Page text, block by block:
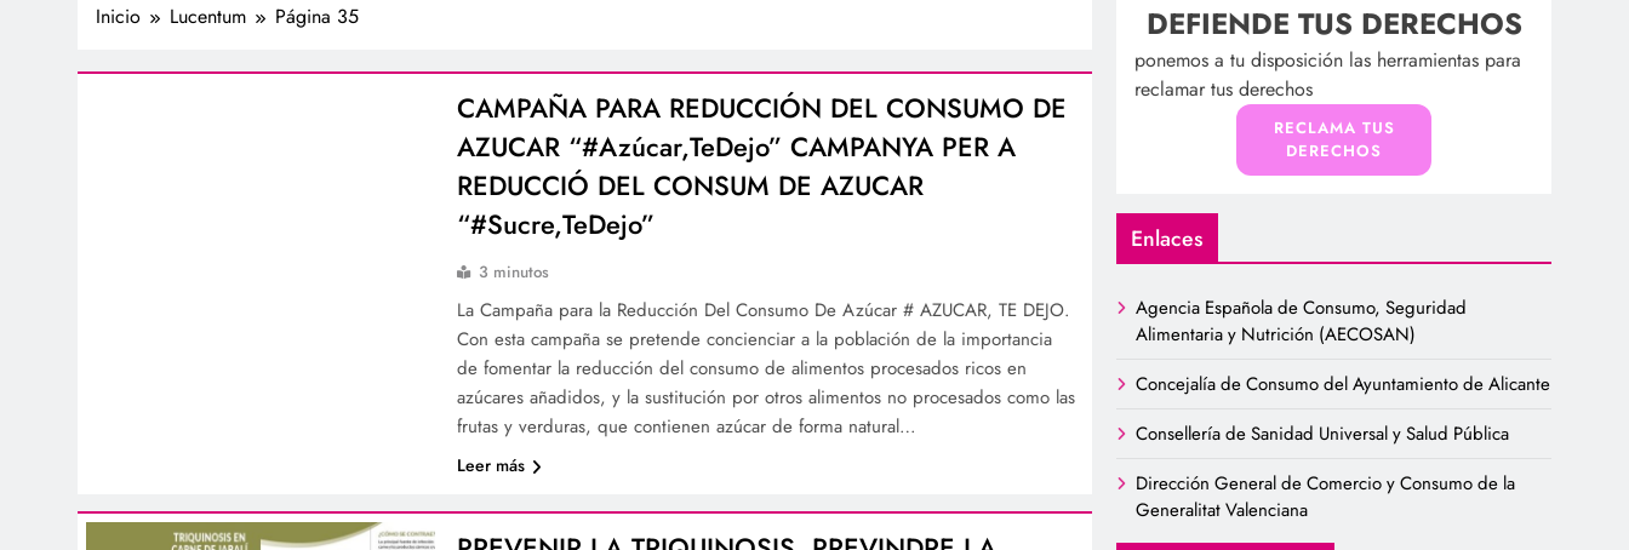
Inicio Lucentum Página 35
CAMPAÑA PARA REDUCCIÓN DEL CONSUMO DE
AZUCAR “#Azúcar,TeDejo” CAMPANYA PER A
REDUCCIÓ DEL CONSUM DE AZUCAR
“#Sucre,TeDejo”
3 minutos
La Campaña para la Reducción Del Consumo De Azúcar # AZUCAR, TE DEJO.
Con esta campaña se pretende concienciar a la población de la importancia
de fomentar la reducción del consumo de alimentos procesados ricos en
azúcares añadidos, y la sustitución por otros alimentos no procesados como las
frutas y verduras, que contienen azúcar de forma natural…
Leer más
DEFIENDE TUS DERECHOS
ponemos a tu disposición las herramientas para
reclamar tus derechos
RECLAMA TUS
DERECHOS
Enlaces
Agencia Española de Consumo, Seguridad
Alimentaria y Nutrición (AECOSAN)
Concejalía de Consumo del Ayuntamiento de Alicante
Consellería de Sanidad Universal y Salud Pública
Dirección General de Comercio y Consumo de la
Generalitat Valenciana